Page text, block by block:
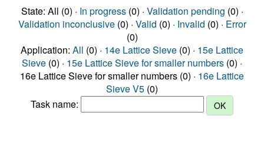
State: All (0) · In progress(0) · Validation pending (0) ·
Validation inconclusive(0) · Valid (0) · Invalid (0) · Error
(0)
Application: All (0) · 14e Lattice Sieve (0) · 15e Lattice
Sieve (0) · 15e Lattice Sieve for smaller numbers (0) ·
16e Lattice Sieve for smaller numbers (0) · 16e Lattice
Sieve V5 (0)
Task name: